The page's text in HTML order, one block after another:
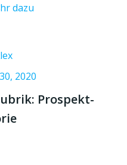
dazu
2020
Prospekt-